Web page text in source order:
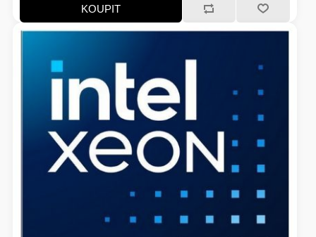
VOLNÝ ČAS
OSTATNÍ TECHNIKA
KOUPIT